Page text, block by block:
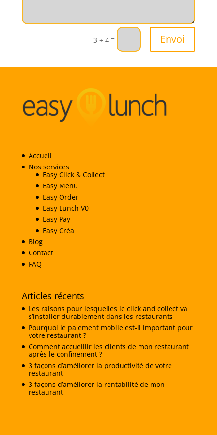
3 + 4 = Envoi
Accueil
Nos services
Easy Click & Collect
Easy Menu
Easy Order
Easy Lunch V0
Easy Pay
Easy Créa
Blog
Contact
FAQ
Articles récents
Les raisons pour lesquelles le click and collect va
s’installer durablement dans les restaurants
Pourquoi le paiement mobile est-il important pour
votre restaurant ?
Comment accueillir les clients de mon restaurant
après le confinement ?
3 façons d’améliorer la productivité de votre
restaurant
3 façons d’améliorer la rentabilité de mon
restaurant